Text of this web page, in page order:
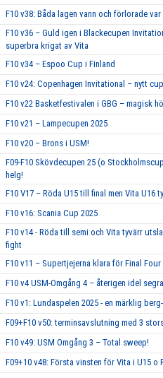
F10 v38: Båda lagen vann och förlorade
F10 v36 – Guld igen i Blackecupen
superbra krigat av Vita
F10 v34 – Espoo Cup i Finland
F10 v24: Copenhagen Invitational – nytt
F10 v22 Basketfestivalen i GBG – magisk
F10 v21 – Lampecupen 2025
F10 v20 – Brons i USM!
F09-F10 Skövdecupen 25 (o
helg!
F10 V17 – Röda U15 till final men Vita U16
F10 v16: Scania Cup 2025
F10 v14 - Röda till semi och Vita tyvärr
fight
F10 v11 – Supertjejerna klara för Final Four
F10 v4 USM-Omgång 4 – återigen idel
F10 v1: Lundaspelen 2025 - en märklig
F09+F10 v50: terminsavslutning med 3
F10 v49: USM Omgång 3 – Total sweep!
F09+10 v48: Första vinsten för Vita i U15 o